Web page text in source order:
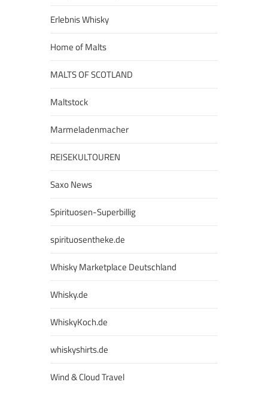
Erlebnis Whisky
Home of Malts
MALTS OF SCOTLAND
Maltstock
Marmeladenmacher
REISEKULTOUREN
Saxo News
Spirituosen-Superbillig
spirituosentheke.de
Whisky Marketplace Deutschland
Whisky.de
WhiskyKoch.de
whiskyshirts.de
Wind & Cloud Travel